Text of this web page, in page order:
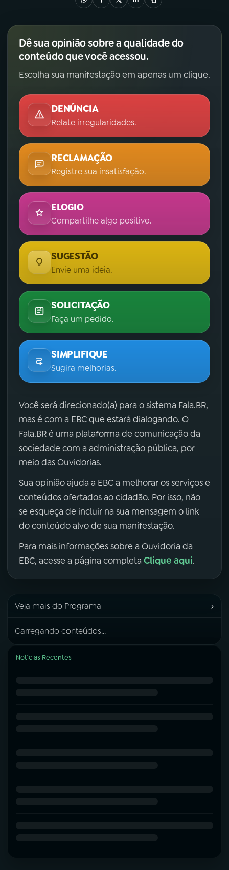
Dê sua opinião sobre a qualidade do
conteúdo que você acessou.
Escolha sua manifestação em apenas um clique.
DENÚNCIA
Relate irregularidades.
RECLAMAÇÃO
Registre sua insatisfação.
ELOGIO
Compartilhe algo positivo.
SUGESTÃO
Envie uma ideia.
SOLICITAÇÃO
Faça um pedido.
SIMPLIFIQUE
Sugira melhorias.
Você será direcionado(a) para o sistema Fala.BR,
mas é com a EBC que estará dialogando. O
Fala.BR é uma plataforma de comunicação da
sociedade com a administração pública, por
meio das Ouvidorias.
Sua opinião ajuda a EBC a melhorar os serviços e
conteúdos ofertados ao cidadão. Por isso, não
se esqueça de incluir na sua mensagem o link
do conteúdo alvo de sua manifestação.
Para mais informações sobre a Ouvidoria da
EBC, acesse a página completa Clique aqui.
Veja mais do Programa ›
Carregando conteúdos...
Notícias Recentes